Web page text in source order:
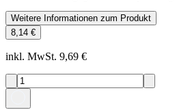
Weitere Informationen zum Produkt
8,14 €
inkl. MwSt. 9,69 €